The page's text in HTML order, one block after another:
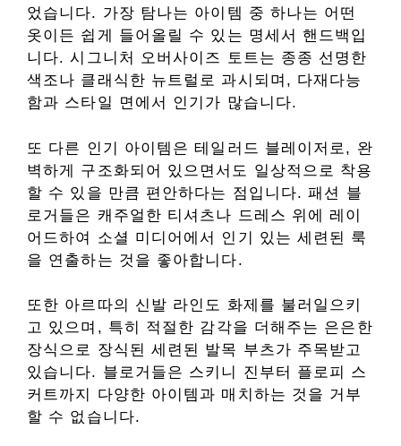
었습니다. 가장 탐나는 아이템 중 하나는 어떤
옷이든 쉽게 들어올릴 수 있는 명세서 핸드백입
니다. 시그니처 오버사이즈 토트는 종종 선명한
색조나 클래식한 뉴트럴로 과시되며, 다재다능
함과 스타일 면에서 인기가 많습니다.
또 다른 인기 아이템은 테일러드 블레이저로, 완
벽하게 구조화되어 있으면서도 일상적으로 착용
할 수 있을 만큼 편안하다는 점입니다. 패션 블
로거들은 캐주얼한 티셔츠나 드레스 위에 레이
어드하여 소셜 미디어에서 인기 있는 세련된 룩
을 연출하는 것을 좋아합니다.
또한 아르따의 신발 라인도 화제를 불러일으키
고 있으며, 특히 적절한 감각을 더해주는 은은한
장식으로 장식된 세련된 발목 부츠가 주목받고
있습니다. 블로거들은 스키니 진부터 플로피 스
커트까지 다양한 아이템과 매치하는 것을 거부
할 수 없습니다.